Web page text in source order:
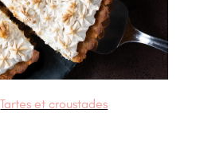
Tartes et croustades